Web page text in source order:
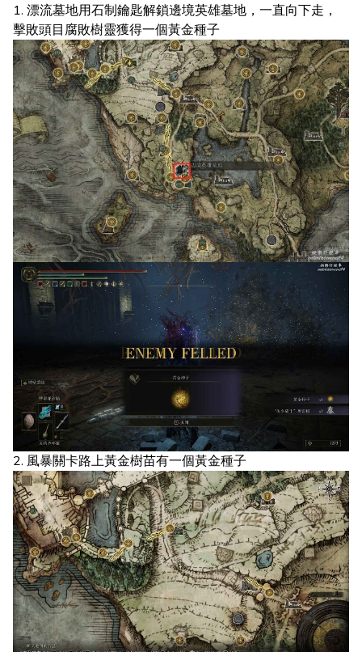
1. 漂流墓地用石制鑰匙解鎖邊境英雄墓地，一直向下走，
擊敗頭目腐敗樹靈獲得一個黃金種子
2. 風暴關卡路上黃金樹苗有一個黃金種子